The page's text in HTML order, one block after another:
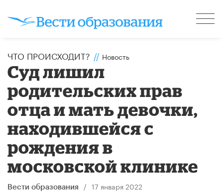
ЧТО ПРОИСХОДИТ? // Новость
Суд лишил
родительских прав
отца и мать девочки,
находившейся с
рождения в
московской клинике
Вести образования / 17 января 2022